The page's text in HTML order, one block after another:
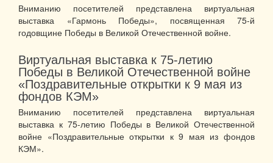
Вниманию посетителей представлена виртуальная
выставка «Гармонь Победы», посвященная 75-й
годовщине Победы в Великой Отечественной войне.
Виртуальная выставка к 75-летию
Победы в Великой Отечественной войне
«Поздравительные открытки к 9 мая из
фондов КЭМ»
Вниманию посетителей представлена виртуальная
выставка к 75-летию Победы в Великой Отечественной
войне «Поздравительные открытки к 9 мая из фондов
КЭМ».